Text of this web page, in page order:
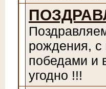
рождения, с
победами и
угодно !!!